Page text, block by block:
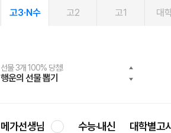
고3·N수 고2 고1 대
선물 3개 100% 당첨!
행운의 선물 뽑기
선물 100% 증정!
메가스터디 X 올리브
여름방학 스터디 캐시백
메가런 썸머스쿨
2027 러셀 단과
강사 공개선발
스마트러닝앱
설문 EVENT
메가패스
3일 무료 체험권
메가패스 수강생 무료혜택!
메가클럽 멤버십
사회공헌 캠페인
희망이룸 메가나눔
메가선생님 수능·내신 대학별고